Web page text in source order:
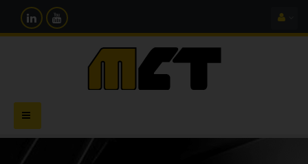
Navegación
Toggle